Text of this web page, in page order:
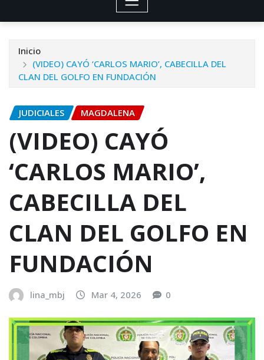
Inicio
(VIDEO) CAYÓ ‘CARLOS MARIO’, CABECILLA DEL
CLAN DEL GOLFO EN FUNDACIÓN
JUDICIALES MAGDALENA
(VIDEO) CAYÓ
‘CARLOS MARIO’,
CABECILLA DEL
CLAN DEL GOLFO EN
FUNDACIÓN
lina_mbj Mar 4, 2026 0